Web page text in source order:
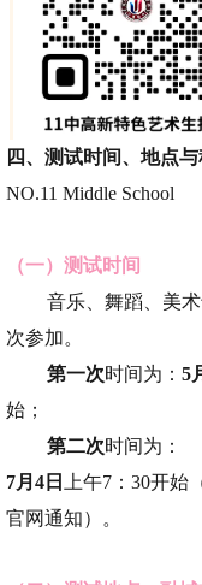
四、 测试时间、地点与
NO.11 Middle School
（一）测试时间
音乐、舞蹈、美
次参加。
第一次时间为：5
始；
第二次时间为：
7月4日
上午7：30开始
官网通知）。